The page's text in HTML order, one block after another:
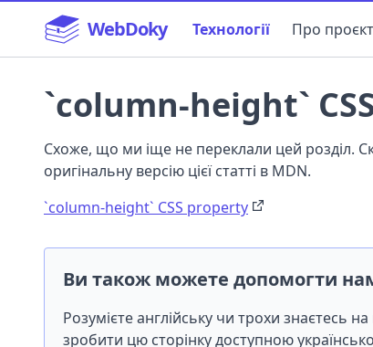
WebDoky Технології Про проєкт
`column-height`
Схоже, що ми іще не переклали цей розділ.
оригінальну версію цієї статті в MDN.
`column-height` CSS property
Ви також можете допомогти
Розумієте англійську чи трохи знаєтесь
зробити цю сторінку доступною